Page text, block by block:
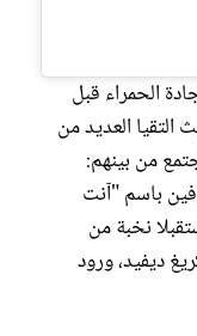
الحمراء قبل
العديد من
من بينهم:
باسم "آنت
نخبة من
ديفيد، ورود